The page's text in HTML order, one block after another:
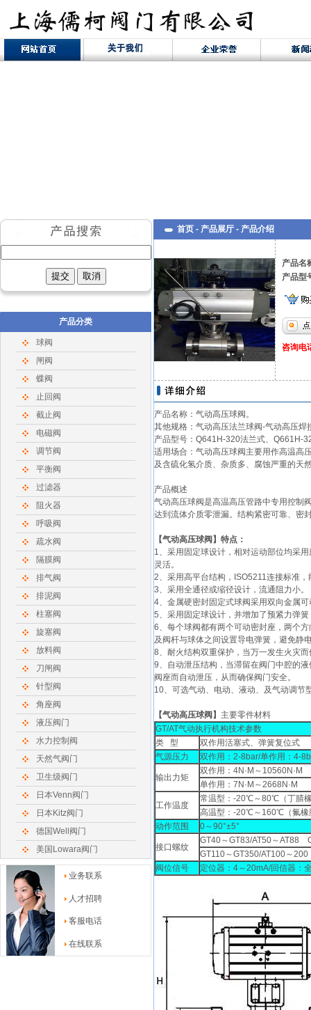
产品分类
球阀
闸阀
蝶阀
止回阀
截止阀
电磁阀
调节阀
平衡阀
过滤器
阻火器
呼吸阀
疏水阀
隔膜阀
排气阀
排泥阀
柱塞阀
旋塞阀
放料阀
刀闸阀
针型阀
角座阀
液压阀门
水力控制阀
天然气阀门
卫生级阀门
日本Venn阀门
日本Kitz阀门
德国Well阀门
美国Lowara阀门
业务联系
人才招聘
客服电话
在线联系
首页 - 产品展厅 - 产品介绍
产品名
产品型
咨询电
产品名称：气动高压球阀。
其他规格：气动高压法兰球阀-气动高压
产品型号：Q641H-320法兰式、Q661H-
适用场合：气动高压球阀主要用作高温高
及含硫化氢介质、杂质多、腐蚀严重的天
产品概述
气动高压球阀是高温高压管路中专用控制
达到流体介质零泄漏。结构紧密可靠、密
【气动高压球阀 】特点：
1、采用固定球设计，相对运动部位均采
灵活。
2、采用高平台结构，ISO5211连接标准
3、采用全通径或缩径设计，流通阻力小。
4、金属硬密封固定式球阀采用双向金属
5、采用固定球设计，并增加了预紧力弹
6、每个球阀都有两个可动密封座，两个
及阀杆与球体之间设置导电弹簧，避免静
8、耐火结构双重保护，当万一发生火灾
9、自动泄压结构，当滞留在阀门中腔的
阀座而自动泄压，从而确保阀门安全。
10、可选气动、电动、液动、及气动调节
【气动高压球阀 】 主要零件材料
GT/AT气动执行机构技术参数
类 型
双作用活塞式、弹簧复位式
气源压力
双作用：2-8bar/单作用：4-
输出力矩
双作用：4N·M～10560N·M
单作用：7N·M～2668N·M
工作温度
常温型：-20℃～80℃（丁腈
高温型：-20℃～160℃（氟橡
动作范围
0～90°±5°
接口螺纹
GT40～GT83/AT50～AT88
GT110～GT350/AT100～
阀位信号
定位器：4～20mA/回信器：